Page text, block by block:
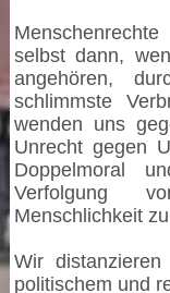
selbst dann,
angehören,
schlimmste
wenden uns
Unrecht gegen
Doppelmoral
Verfolgung
Menschlichkeit
Wir
politischem und